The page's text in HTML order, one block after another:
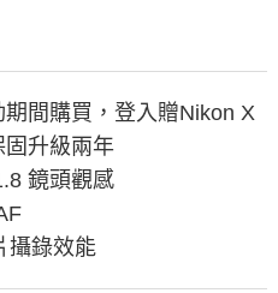
間購買，登入贈Nikon X
固升級兩年
鏡頭觀感
攝錄效能